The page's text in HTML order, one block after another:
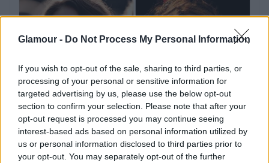
Glamour - Do Not Process My Personal Information
If you wish to opt-out of the sale, sharing to third parties, or
processing of your personal or sensitive information for
targeted advertising by us, please use the below opt-out
section to confirm your selection. Please note that after your
opt-out request is processed you may continue seeing
interest-based ads based on personal information utilized by
us or personal information disclosed to third parties prior to
your opt-out. You may separately opt-out of the further